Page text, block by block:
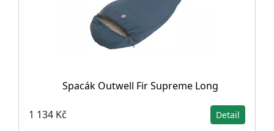
Spacák Outwell Fir Supreme Long
1 134 Kč Detail